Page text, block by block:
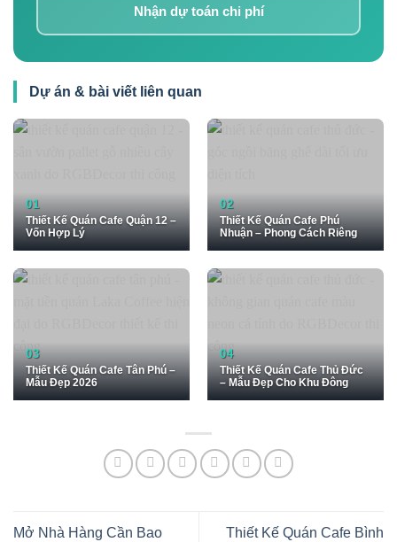
Nhận dự toán chi phí
Dự án & bài viết liên quan
Thiết Kế Quán Cafe Quận 12 –
Vốn Hợp Lý
Thiết Kế Quán Cafe Phú
Nhuận – Phong Cách Riêng
Thiết Kế Quán Cafe Tân Phú –
Mẫu Đẹp 2026
Thiết Kế Quán Cafe Thủ Đức
– Mẫu Đẹp Cho Khu Đông
Mở Nhà Hàng Cần Bao
Thiết Kế Quán Cafe Bình